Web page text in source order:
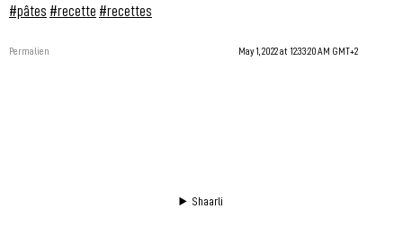
#pâtes #recette #recettes
Permalien May 1, 2022 at 12:33:20 AM GMT+2
Shaarli